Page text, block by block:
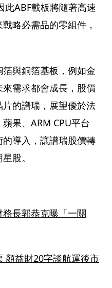
此ABF載板將隨著高速
略必需品的零組件，
與銅箔基板，例如金
需求都會成長，股價
的譜瑞，展望優於法
果、ARM CPU平台
導入，讓譜瑞股價轉
股。
長郭恭克曝「一關
顏益財20字談航運後市